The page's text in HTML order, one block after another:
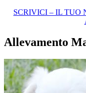
SCRIVICI – IL TUO
Allevamento